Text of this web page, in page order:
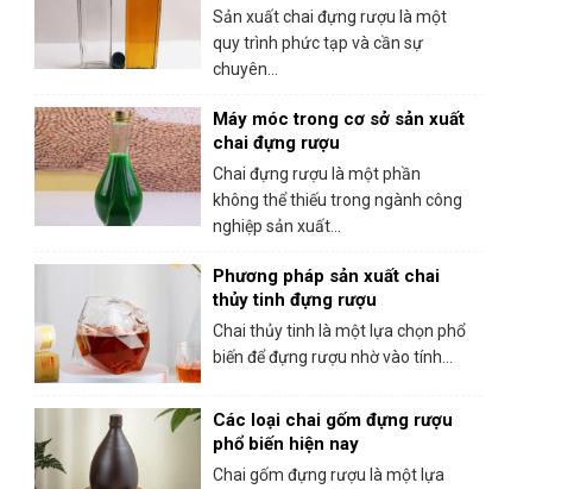
Sản xuất chai đựng rượu là một
quy trình phức tạp và cần sự
chuyên...
Máy móc trong cơ sở sản xuất
chai đựng rượu
Chai đựng rượu là một phần
không thể thiếu trong ngành công
nghiệp sản xuất...
Phương pháp sản xuất chai
thủy tinh đựng rượu
Chai thủy tinh là một lựa chọn phổ
biến để đựng rượu nhờ vào tính...
Các loại chai gốm đựng rượu
phổ biến hiện nay
Chai gốm đựng rượu là một lựa